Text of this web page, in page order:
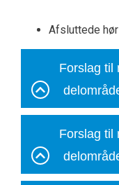
Afsluttede
Forslag til
Forslag til